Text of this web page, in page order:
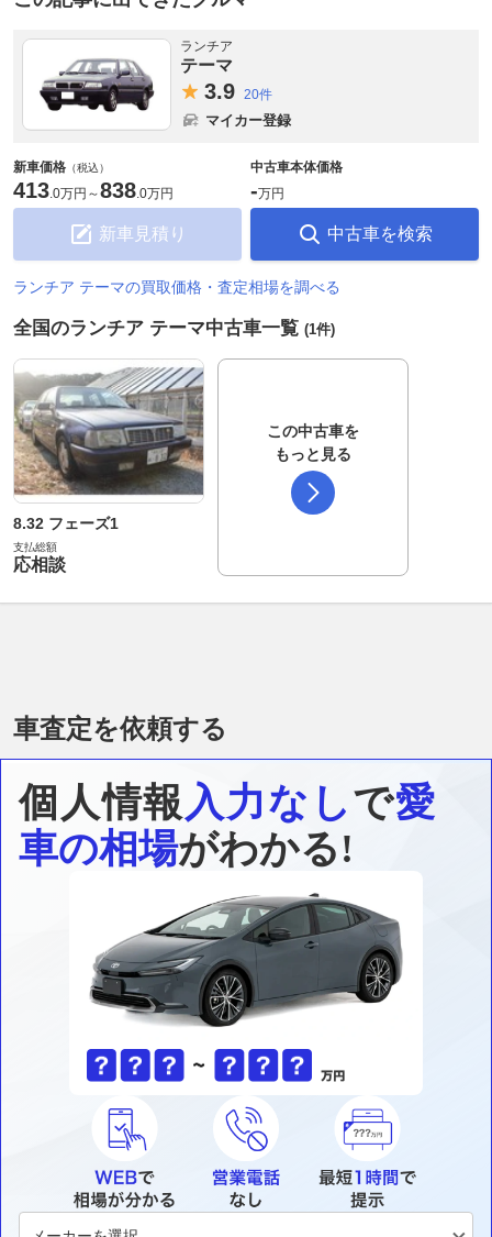
ランチア
テーマ
3.9 20件
マイカー登録
新車価格 （税込）
413.0万円 ～838.0万円
新車見積り
中古車本体価格
-万円
中古車を検索
ランチア テーマの買取価格・査定相場を調べる
全国のランチア テーマ中古車一覧 (1件)
8.32 フェーズ1
支払総額
応相談
この中古車を
もっと見る
車査定を依頼する
個人情報 入力なしで愛
車の相場がわかる!